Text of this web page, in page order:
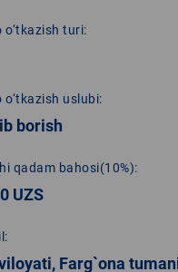
o‘tkazish turi:
o‘tkazish uslubi:
borish
qadam bahosi(10%):
UZS
Farg`ona